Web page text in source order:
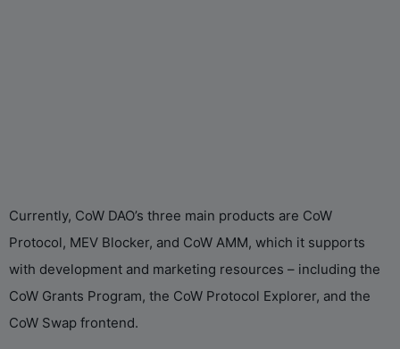
Currently, CoW DAO’s three main products are CoW
Protocol, MEV Blocker, and CoW AMM, which it supports
with development and marketing resources – including the
CoW Grants Program, the CoW Protocol Explorer, and the
CoW Swap frontend.